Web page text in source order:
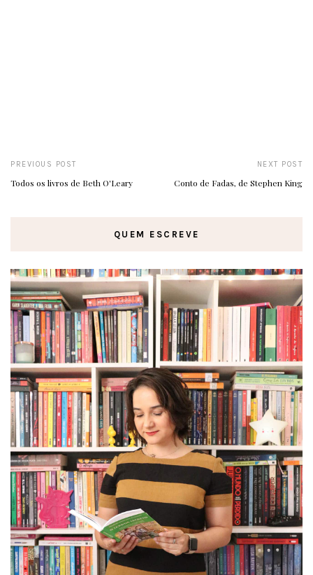
PREVIOUS POST
Todos os livros de Beth O'Leary
NEXT POST
Conto de Fadas, de Stephen King
QUEM ESCREVE